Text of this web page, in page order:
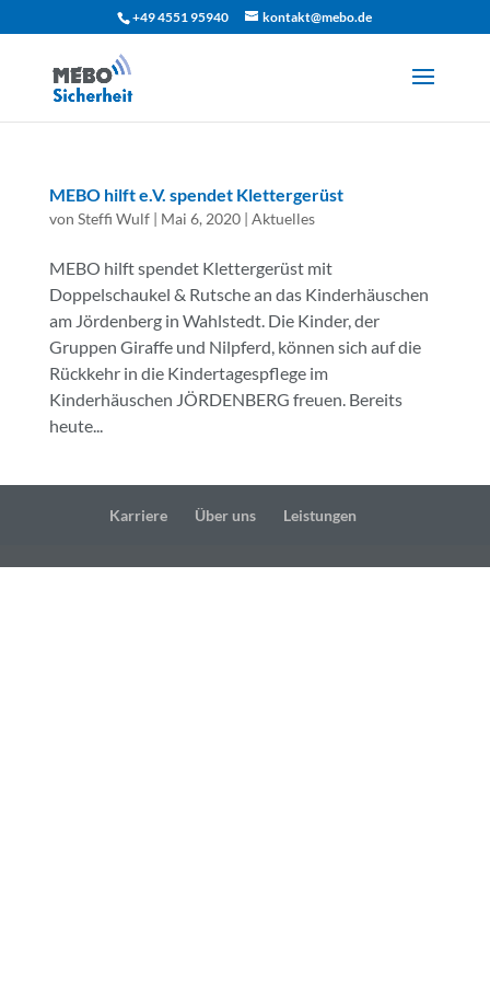
+49 4551 95940 kontakt@mebo.de
MEBO hilft e.V. spendet Klettergerüst
von Steffi Wulf| Mai 6, 2020| Aktuelles
MEBO hilft spendet Klettergerüst mit
Doppelschaukel & Rutsche an das Kinderhäuschen
am Jördenberg in Wahlstedt. Die Kinder, der
Gruppen Giraffe und Nilpferd, können sich auf die
Rückkehr in die Kindertagespflege im
Kinderhäuschen JÖRDENBERG freuen. Bereits
heute...
Karriere Über uns Leistungen